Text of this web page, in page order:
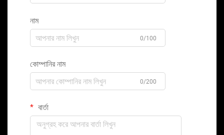
নাম
0/100
কোম্পানির নাম
0/200
বার্তা